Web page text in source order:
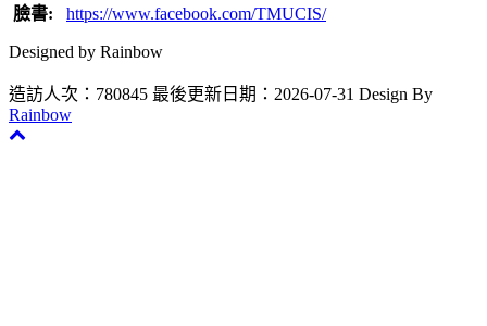
臉書: https://www.facebook.com/TMUCIS/
Designed by Rainbow
造訪人次：780845 最後更新日期：2026-07-31 Design By
Rainbow